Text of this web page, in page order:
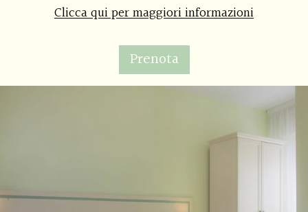
Clicca qui per maggiori informazioni
Prenota